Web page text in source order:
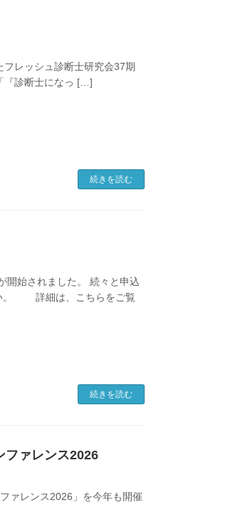
レッシュ診断士研究会37期
『診断士になっ […]
続きを読む
開始されました。 続々と申込
い。 詳細は、こちらをご覧
続きを読む
ファレンス2026
ァレンス2026」を今年も開催